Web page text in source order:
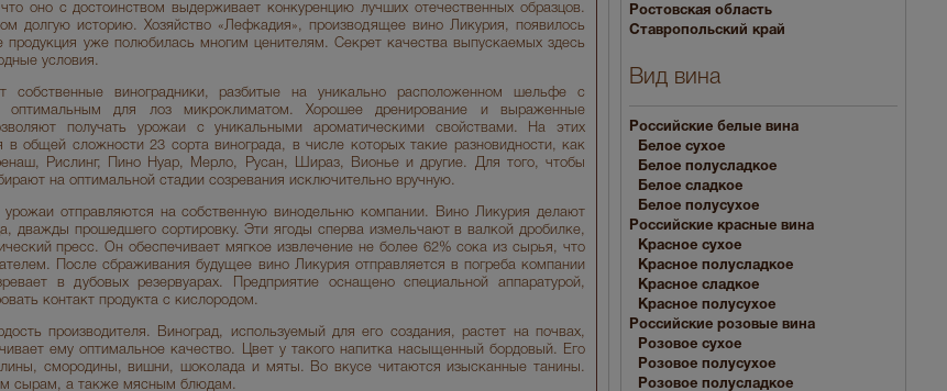
оно с достоинством выдерживает конкуренцию лучших отечественных образцов.
долгую историю. Хозяйство «Лефкадия», производящее вино Ликурия, появилось
продукция уже полюбилась многим ценителям. Секрет качества выпускаемых здесь
условия.
собственные виноградники, разбитые на уникально расположенном шельфе с
оптимальным для лоз микроклиматом. Хорошее дренирование и выраженные
получать урожаи с уникальными ароматическими свойствами. На этих
в общей сложности 23 сорта винограда, в числе которых такие разновидности, как
Рислинг, Пино Нуар, Мерло, Русан, Шираз, Вионье и другие. Для того, чтобы
на оптимальной стадии созревания исключительно вручную.
урожаи отправляются на собственную винодельню компании. Вино Ликурия делают
дважды прошедшего сортировку. Эти ягоды сперва измельчают в валкой дробилке,
пресс. Он обеспечивает мягкое извлечение не более 62% сока из сырья, что
После сбраживания будущее вино Ликурия отправляется в погреба компании
в дубовых резервуарах. Предприятие оснащено специальной аппаратурой,
контакт продукта с кислородом.
производителя. Виноград, используемый для его создания, растет на почвах,
ему оптимальное качество. Цвет у такого напитка насыщенный бордовый. Его
смородины, вишни, шоколада и мяты. Во вкусе читаются изысканные танины.
сырам, а также мясным блюдам.
Ростовская область
Ставропольский край
Вид вина
Российские белые вина
Белое сухое
Белое полусладкое
Белое сладкое
Белое полусухое
Российские красные вина
Красное сухое
Красное полусладкое
Красное сладкое
Красное полусухое
Российские розовые вина
Розовое сухое
Розовое полусухое
Розовое полусладкое